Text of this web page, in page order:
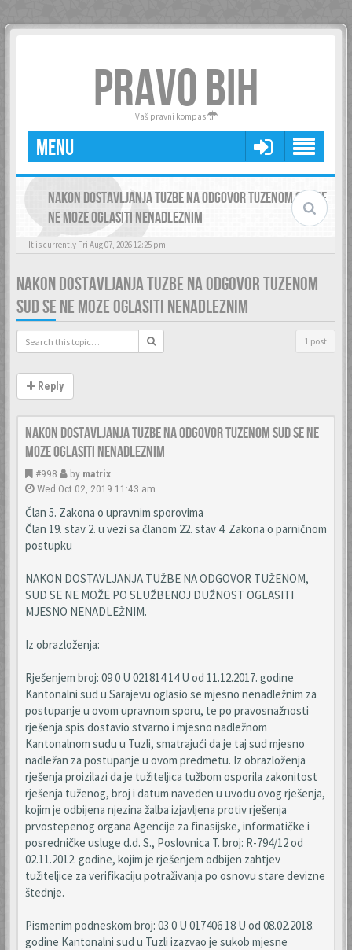
PRAVO BIH
Vaš pravni kompas
MENU
NAKON DOSTAVLJANJA TUZBE NA ODGOVOR TUZENOM SUD SE
NE MOZE OGLASITI NENADLEZNIM
It is currently Fri Aug 07, 2026 12:25 pm
NAKON DOSTAVLJANJA TUZBE NA ODGOVOR TUZENOM
SUD SE NE MOZE OGLASITI NENADLEZNIM
1 post
Reply
Nakon dostavljanja tuzbe na odgovor tuzenom sud se ne
moze oglasiti nenadleznim
#998 by matrix
Wed Oct 02, 2019 11:43 am
Član 5. Zakona o upravnim sporovima
Član 19. stav 2. u vezi sa članom 22. stav 4. Zakona o parničnom
postupku
NAKON DOSTAVLJANJA TUŽBE NA ODGOVOR TUŽENOM,
SUD SE NE MOŽE PO SLUŽBENOJ DUŽNOST OGLASITI
MJESNO NENADLEŽNIM.
Iz obrazloženja:
Rješenjem broj: 09 0 U 021814 14 U od 11.12.2017. godine
Kantonalni sud u Sarajevu oglasio se mjesno nenadležnim za
postupanje u ovom upravnom sporu, te po pravosnažnosti
rješenja spis dostavio stvarno i mjesno nadležnom
Kantonalnom sudu u Tuzli, smatrajući da je taj sud mjesno
nadležan za postupanje u ovom predmetu. Iz obrazloženja
rješenja proizilazi da je tužiteljica tužbom osporila zakonitost
rješenja tuženog, broj i datum naveden u uvodu ovog rješenja,
kojim je odbijena njezina žalba izjavljena protiv rješenja
prvostepenog organa Agencije za finasijske, informatičke i
posredničke usluge d.d. S., Poslovnica T. broj: R-794/12 od
02.11.2012. godine, kojim je rješenjem odbijen zahtjev
tužiteljice za verifikaciju potraživanja po osnovu stare devizne
štednje.
Pismenim podneskom broj: 03 0 U 017406 18 U od 08.02.2018.
godine Kantonalni sud u Tuzli izazvao je sukob mjesne